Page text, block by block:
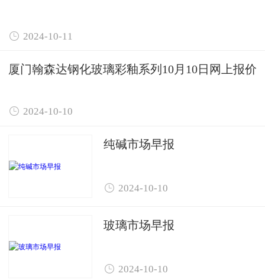
 2024-10-11
厦门翰森达钢化玻璃彩釉系列10月10日网上报价
 2024-10-10
纯碱市场早报
 2024-10-10
玻璃市场早报
 2024-10-10